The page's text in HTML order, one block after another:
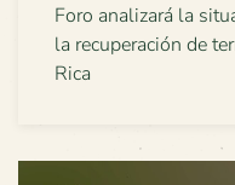
Foro analizará la
la recuperación de
Rica